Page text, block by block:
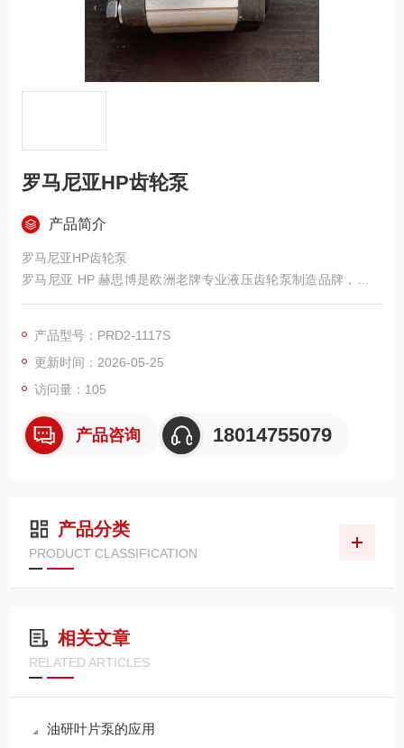
罗马尼亚HP齿轮泵
产品简介
罗马尼亚HP齿轮泵
罗马尼亚 HP 赫思博是欧洲老牌专业液压齿轮泵制造品牌，企业
拥有数十年生产积淀，早期引进德国成熟液压制造技术与生产标
的进口齿轮泵品类。
产品型号：PRD2-1117S
更新时间：2026-05-25
访问量：105
产品咨询 18014755079
产品分类
PRODUCT CLASSIFICATION
相关文章
RELATED ARTICLES
油研叶片泵的应用